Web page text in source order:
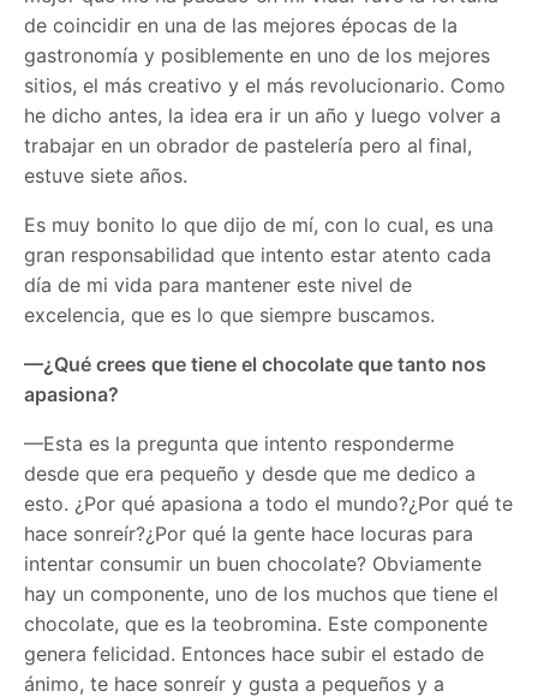
de coincidir en una de las mejores épocas de la
gastronomía y posiblemente en uno de los mejores
sitios, el más creativo y el más revolucionario. Como
he dicho antes, la idea era ir un año y luego volver a
trabajar en un obrador de pastelería pero al final,
estuve siete años.
Es muy bonito lo que dijo de mí, con lo cual, es una
gran responsabilidad que intento estar atento cada
día de mi vida para mantener este nivel de
excelencia, que es lo que siempre buscamos.
—¿Qué crees que tiene el chocolate que tanto nos
apasiona?
—Esta es la pregunta que intento responderme
desde que era pequeño y desde que me dedico a
esto. ¿Por qué apasiona a todo el mundo?¿Por qué te
hace sonreír?¿Por qué la gente hace locuras para
intentar consumir un buen chocolate? Obviamente
hay un componente, uno de los muchos que tiene el
chocolate, que es la teobromina. Este componente
genera felicidad. Entonces hace subir el estado de
ánimo, te hace sonreír y gusta a pequeños y a